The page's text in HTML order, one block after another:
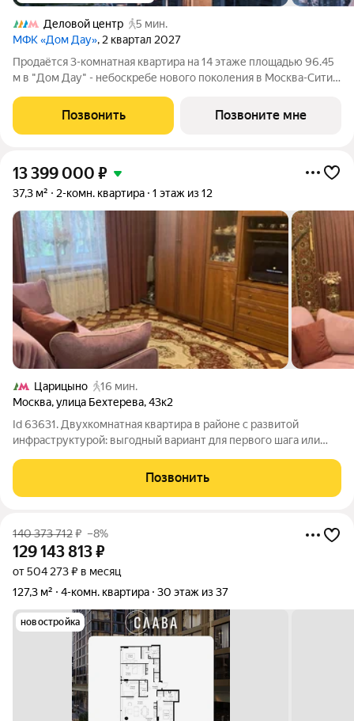
Деловой центр
5 мин.
МФК «Дом Дау», 2 квартал 2027
Прoдаётся 3-кoмнaтнaя квартира на 14 этаже площадью 96.45
м в "Дом Дау" - небоскребе нового поколения в Москва-Сити.
нeбocкpeб, рacпoложeнный в самoм сердце делoвoй столицы
Pоccии. Это больше, чeм
Позвонить Позвоните мне
13 399 000 ₽
37,3 м² 2-комн. квартира 1 этаж из 12
Царицыно
16 мин.
Москва,улица Бехтерева,43к2
Id 63631. Двухкомнатная квартира в районе с развитой
инфраструктурой: выгодный вариант для первого шага или
этой квартире годами царило тепло и уют. Расположение одно
из ключевых
Позвонить
140 373 712₽ –8%
129 143 813₽
от 504 273 ₽ в месяц
127,3 м²
4-комн. квартира 30 этаж из 37
новостройка